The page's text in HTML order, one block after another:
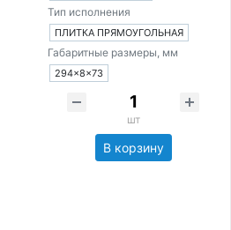
Тип исполнения
ПЛИТКА ПРЯМОУГОЛЬНАЯ
Габаритные размеры, мм
294×8×73
шт
В корзину